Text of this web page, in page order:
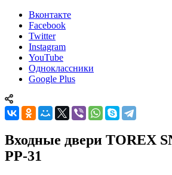
Вконтакте
Facebook
Twitter
Instagram
YouTube
Одноклассники
Google Plus
Входные двери TOREX
PP-31